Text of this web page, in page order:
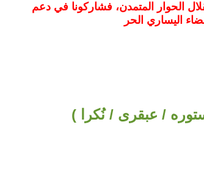
الحوار المتمدن، فشاركونا في دعم
اليساري الحر
/ عبقرى / نُكرا )